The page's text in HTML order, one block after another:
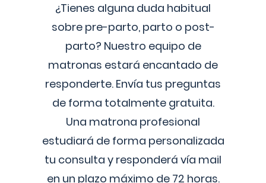
¿Tienes alguna duda habitual
sobre pre-parto, parto o post-
parto? Nuestro equipo de
matronas estará encantado de
responderte. Envía tus preguntas
de forma totalmente gratuita.
Una matrona profesional
estudiará de forma personalizada
tu consulta y responderá vía mail
en un plazo máximo de 72 horas.